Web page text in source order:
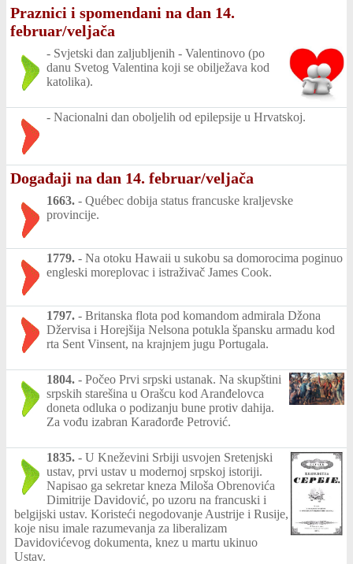
Praznici i spomendani na dan 14.
februar/veljača
- Svjetski dan zaljubljenih - Valentinovo (po
danu Svetog Valentina koji se obilježava kod
katolika).
- Nacionalni dan oboljelih od epilepsije u Hrvatskoj.
Događaji na dan 14. februar/veljača
1663. - Québec dobija status francuske kraljevske
provincije.
1779. - Na otoku Hawaii u sukobu sa domorocima poginuo
engleski moreplovac i istraživač James Cook.
1797. - Britanska flota pod komandom admirala Džona
Džervisa i Horejšija Nelsona potukla špansku armadu kod
rta Sent Vinsent, na krajnjem jugu Portugala.
1804. - Počeo Prvi srpski ustanak. Na skupštini
srpskih starešina u Orašcu kod Aranđelovca
doneta odluka o podizanju bune protiv dahija.
Za vođu izabran Karađorđe Petrović.
1835. - U Kneževini Srbiji usvojen Sretenjski
ustav, prvi ustav u modernoj srpskoj istoriji.
Napisao ga sekretar kneza Miloša Obrenovića
Dimitrije Davidović, po uzoru na francuski i
belgijski ustav. Koristeći negodovanje Austrije i Rusije,
koje nisu imale razumevanja za liberalizam
Davidovićevog dokumenta, knez u martu ukinuo
Ustav.